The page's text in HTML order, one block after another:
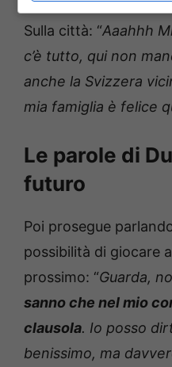
Sulla città: “Aaahhh
c’è tutto, qui non
anche la Svizzera
mia famiglia è felice
Le parole di
futuro
Poi prosegue
possibilità di giocare
prossimo: “Guarda,
sanno che nel mio
clausola. Io posso
benissimo, ma